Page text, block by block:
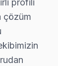
Sahili
profili
çözüm